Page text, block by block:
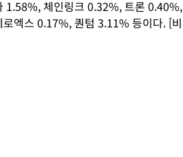
1.58%, 체인링크 0.32%, 트론 0.40%,
엑스 0.17%, 퀀텀 3.11% 등이다. [비